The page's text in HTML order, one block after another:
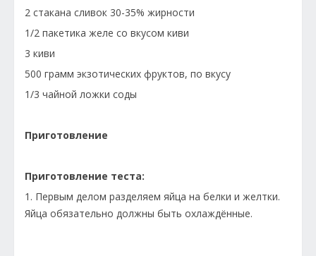
2 стакана сливок 30-35% жирности
1/2 пакетика желе со вкусом киви
3 киви
500 грамм экзотических фруктов, по вкусу
1/3 чайной ложки соды
Приготовление
Приготовление теста:
1. Первым делом разделяем яйца на белки и желтки.
Яйца обязательно должны быть охлаждённые.